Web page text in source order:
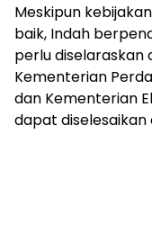
Meskipun
baik, Indah
perlu
Kementerian
dan Kementerian
dapat